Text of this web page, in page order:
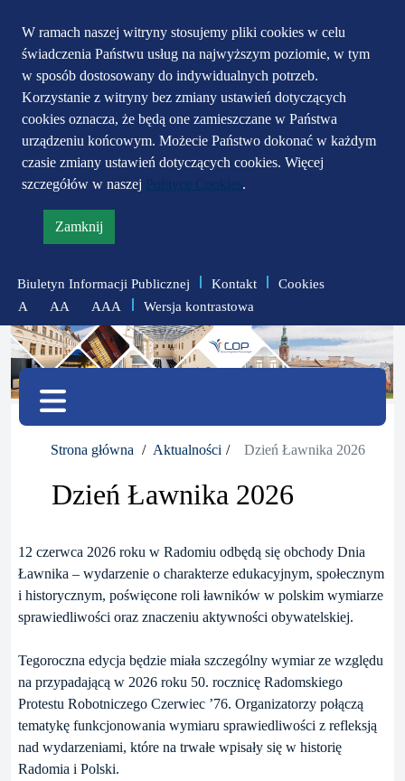
W ramach naszej witryny stosujemy pliki cookies w celu
świadczenia Państwu usług na najwyższym poziomie, w tym
w sposób dostosowany do indywidualnych potrzeb.
Korzystanie z witryny bez zmiany ustawień dotyczących
cookies oznacza, że będą one zamieszczane w Państwa
urządzeniu końcowym. Możecie Państwo dokonać w każdym
czasie zmiany ustawień dotyczących cookies. Więcej
szczegółów w naszej
.
Zamknij
informację
polityce
prywatności
Przejdź do głównego
menu
Przejdź do treści
Przejdź do mapy
serwisu
Biuletyn Informacji Publicznej Kontakt
Cookies
A
zmniejsz
czcionkę
AA
zresetuj
AAA
zwiększ
czcionkę
Wersja kontrastowa
Menu
Strona główna Aktualności Dzień Ławnika 2026
Dzień Ławnika 2026
12 czerwca 2026 roku w Radomiu odbędą się obchody Dnia
Ławnika – wydarzenie o charakterze edukacyjnym, społecznym
i historycznym, poświęcone roli ławników w polskim wymiarze
sprawiedliwości oraz znaczeniu aktywności obywatelskiej.
Tegoroczna edycja będzie miała szczególny wymiar ze względu
na przypadającą w 2026 roku 50. rocznicę Radomskiego
Protestu Robotniczego Czerwiec ’76. Organizatorzy połączą
tematykę funkcjonowania wymiaru sprawiedliwości z refleksją
nad wydarzeniami, które na trwałe wpisały się w historię
Radomia i Polski.